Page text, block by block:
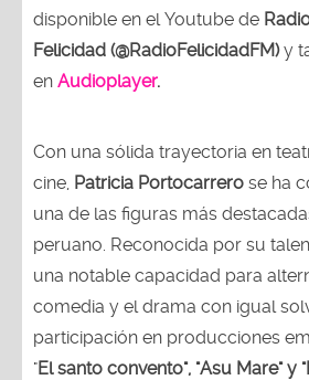
disponible en el Youtube de
Felicidad (@RadioFelicidadFM)y
en Audioplayer.
Con una sólida trayectoria en
cine, Patricia Portocarrero se ha
una de las figuras más
peruano. Reconocida por su
una notable capacidad para
comedia y el drama con igual
participación en producciones
"El santo convento", "Asu Mare" y